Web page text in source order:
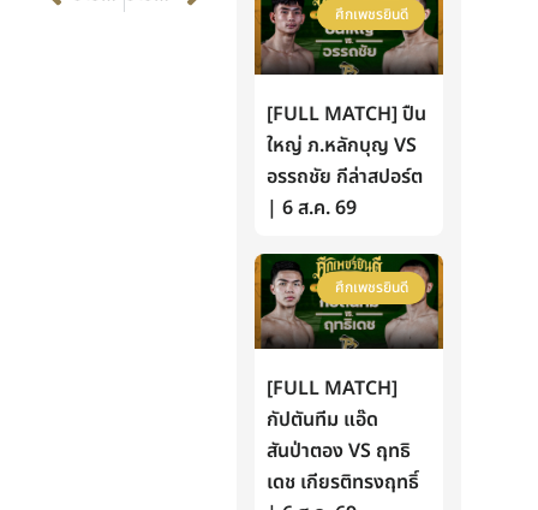
ศึกเพชรยินดี
[FULL MATCH] ปืน
ใหญ่ ภ.หลักบุญ VS
อรรถชัย กีล่าสปอร์ต
| 6 ส.ค. 69
ศึกเพชรยินดี
[FULL MATCH]
กัปตันทีม แอ๊ด
สันป่าตอง VS ฤทธิ
เดช เกียรติทรงฤทธิ์